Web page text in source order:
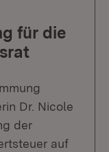
für die
Dr. Nicole
der
auf